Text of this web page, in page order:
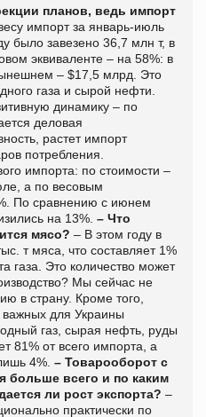
планов, ведь импорт
импорт за январь-июль
было завезено 36,7 млн т, в
эквиваленте – на 58%: в
– $17,5 млрд. Это
газа и сырой нефти.
динамику – по
деловая
растет импорт
потребления.
импорта: по стоимости –
а по весовым
По сравнению с июнем
на 13%. – Что
мясо? – В этом году в
т мяса, что составляет 1%
газа. Это количество может
Мы сейчас не
в страну. Кроме того,
важных для Украины
газ, сырая нефть, руды
81% от всего импорта, а
4%. – Товарооборот с
больше всего и по каким
ли рост экспорта? –
практически по